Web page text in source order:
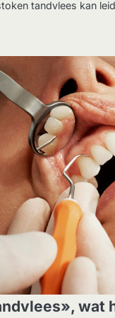
tandvlees kan
wat